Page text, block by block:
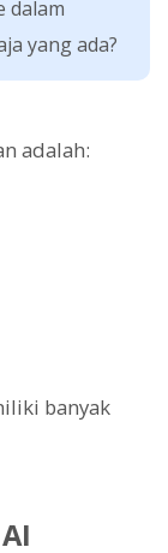
dalam
yang ada?
adalah:
banyak